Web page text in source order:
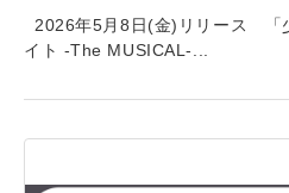
2026年5月8日(金)リリース 「
イト -The MUSICAL-...